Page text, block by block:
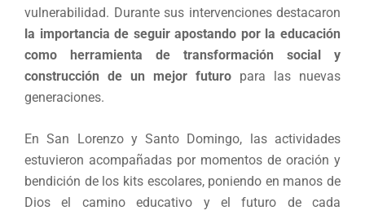
vulnerabilidad. Durante sus intervenciones destacaron
la importancia de seguir apostando por la educación
como herramienta de transformación social y
construcción de un mejor futuro para las nuevas
generaciones.
En San Lorenzo y Santo Domingo, las actividades
estuvieron acompañadas por momentos de oración y
bendición de los kits escolares, poniendo en manos de
Dios el camino educativo y el futuro de cada